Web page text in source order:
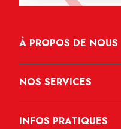
À PROPOS DE NOUS
NOS SERVICES
INFOS PRATIQUES